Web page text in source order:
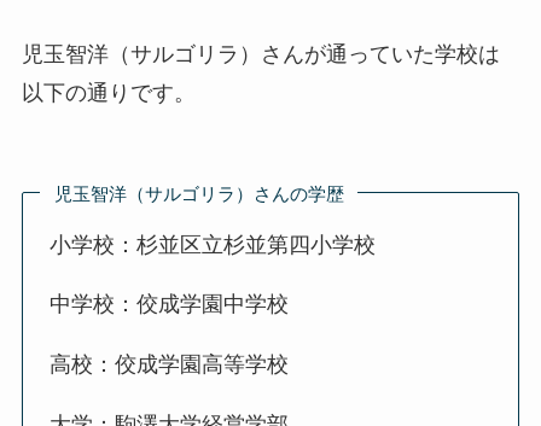
児玉智洋（サルゴリラ）さんが通っていた学校は
以下の通りです。
児玉智洋（サルゴリラ）さんの学歴
小学校：杉並区立杉並第四小学校
中学校：佼成学園中学校
高校：佼成学園高等学校